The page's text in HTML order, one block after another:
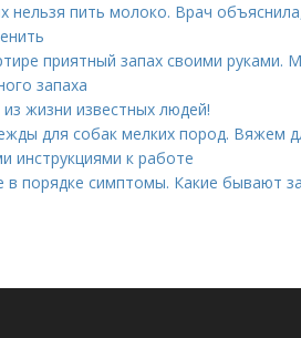
нельзя пить молоко. Врач
приятный запах своими руками.
запаха
жизни известных людей!
для собак мелких пород. Вяжем
инструкциями к работе
в порядке симптомы. Какие бывают